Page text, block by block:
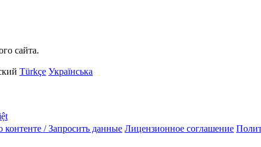
сайта.
Türkçe Українська
/ Запросить данные Лицензионное соглашение